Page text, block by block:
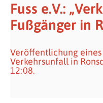
Fuss e.V.:
Fußgänger in
Veröffentlichung eines
Verkehrsunfall in
12:08.